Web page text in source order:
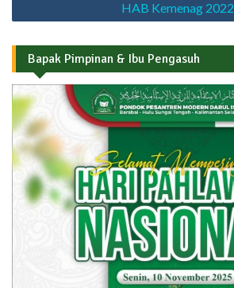
HAB Kemenag 2022
Bapak Pimpinan & Ibu Pengasuh